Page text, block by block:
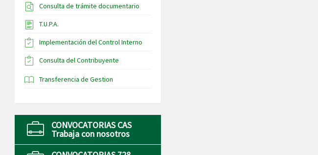
Consulta de trámite documentario
T.U.P.A.
Implementación del Control Interno
Consulta del Contribuyente
Transferencia de Gestion
CONVOCATORIAS CAS
Trabaja con nosotros